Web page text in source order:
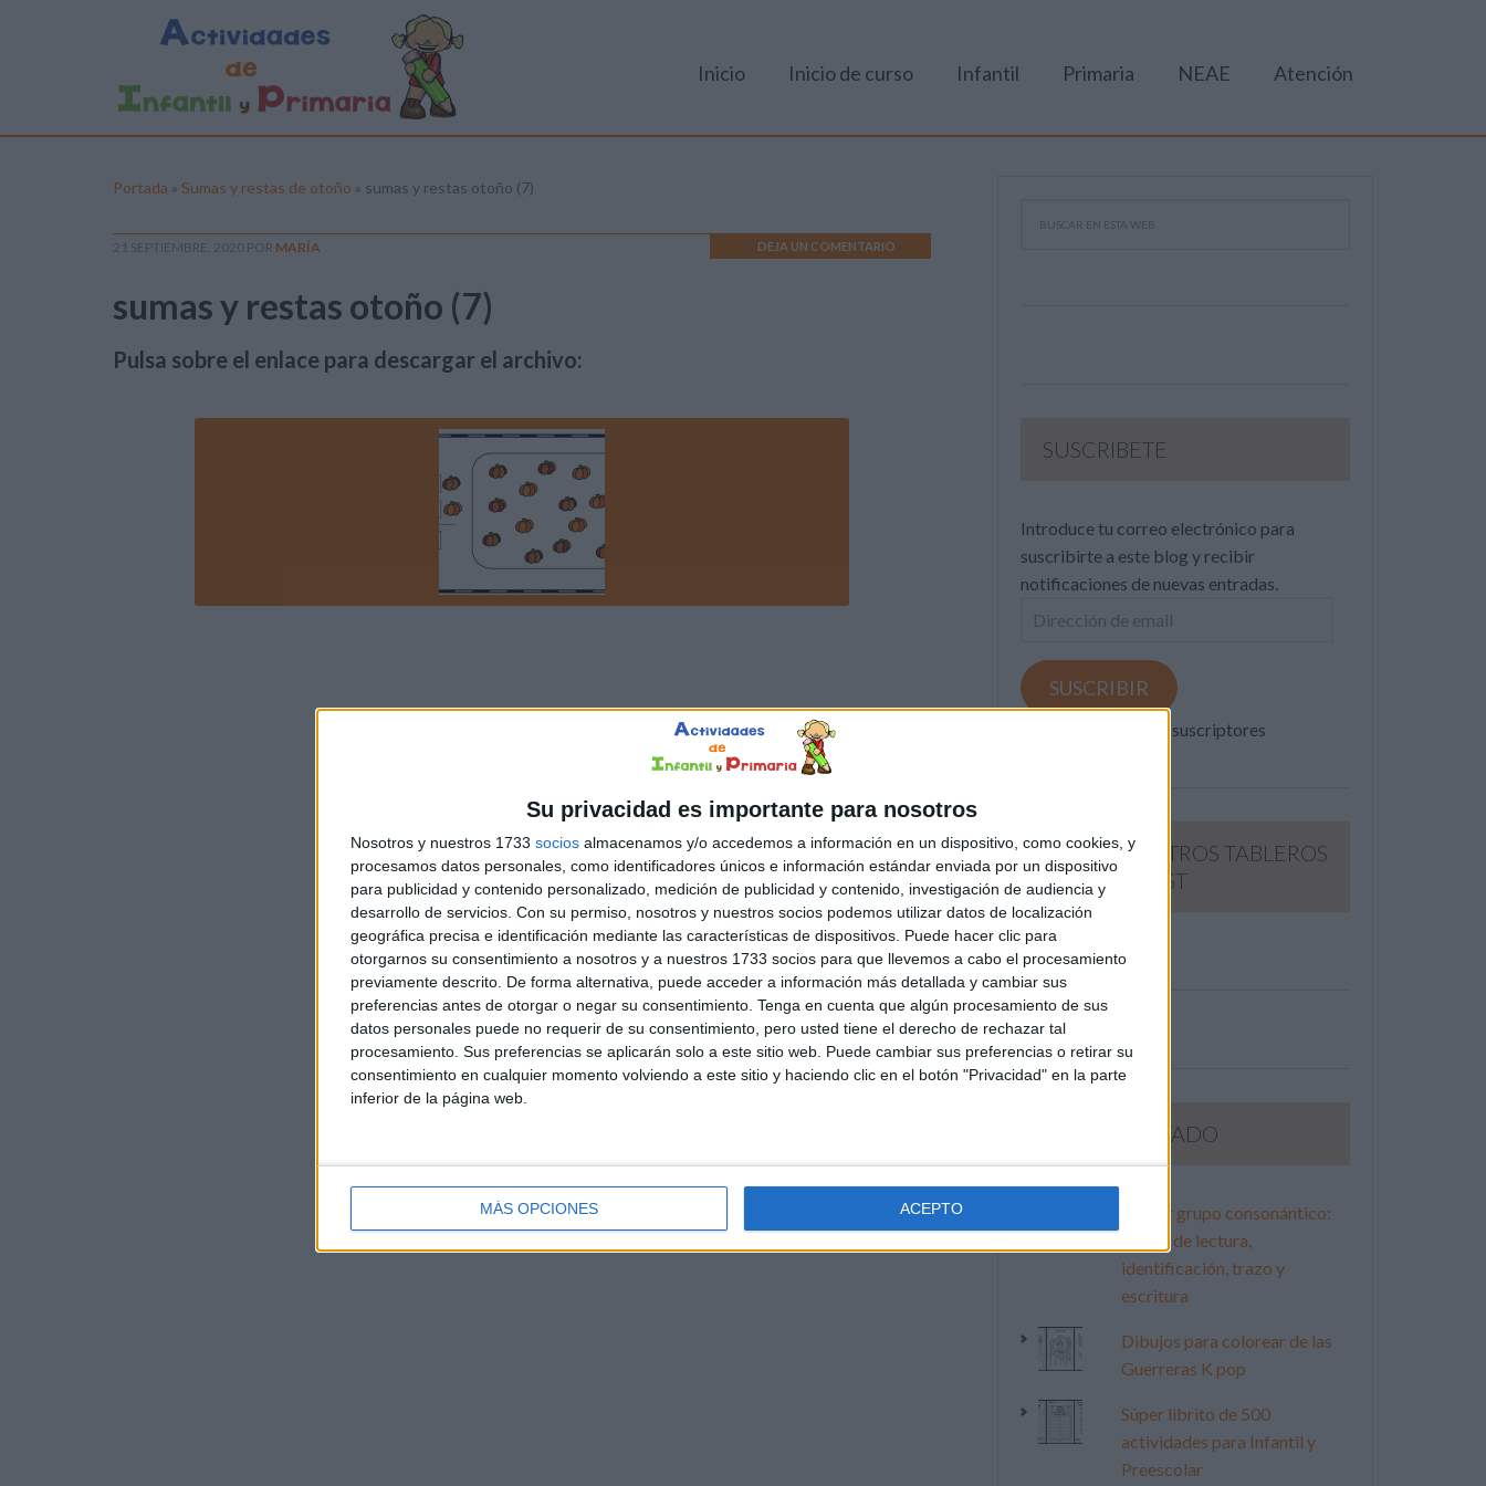
Su privacidad es importante para nosotros
Nosotros y nuestros 1733 socios almacenamos y/o accedemos a información en un dispositivo, como cookies, y
procesamos datos personales, como identificadores únicos e información estándar enviada por un dispositivo
para publicidad y contenido personalizado, medición de publicidad y contenido, investigación de audiencia y
desarrollo de servicios. Con su permiso, nosotros y nuestros socios podemos utilizar datos de localización
geográfica precisa e identificación mediante las características de dispositivos. Puede hacer clic para
otorgarnos su consentimiento a nosotros y a nuestros 1733 socios para que llevemos a cabo el procesamiento
previamente descrito. De forma alternativa, puede acceder a información más detallada y cambiar sus
preferencias antes de otorgar o negar su consentimiento. Tenga en cuenta que algún procesamiento de sus
datos personales puede no requerir de su consentimiento, pero usted tiene el derecho de rechazar tal
procesamiento. Sus preferencias se aplicarán solo a este sitio web. Puede cambiar sus preferencias o retirar su
consentimiento en cualquier momento volviendo a este sitio y haciendo clic en el botón "Privacidad" en la parte
inferior de la página web.
MÁS OPCIONES ACEPTO
Inicio Inicio de curso Infantil Primaria NEAE Atención
Portada » Sumas y restas de otoño » sumas y restas otoño (7)
21 SEPTIEMBRE, 2020 POR MARÍA DEJA UN COMENTARIO
sumas y restas otoño (7)
Pulsa sobre el enlace para descargar el archivo:
SUSCRIBETE
Introduce tu correo electrónico para
suscribirte a este blog y recibir
notificaciones de nuevas entradas.
Dirección
email
SUSCRIBIR
Únete a otros 371K suscriptores
SIGUE NUESTROS TABLEROS
EN PINTEREST
LO MÁS VISITADO
Primer grupo consonántico:
Fichas de lectura,
identificación, trazo y
escritura
Dibujos para colorear de las
Guerreras K pop
Súper librito de 500
actividades para Infantil y
Preescolar